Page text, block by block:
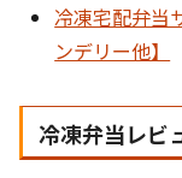
冷凍宅配弁当
ンデリー他】
冷凍弁当レビ